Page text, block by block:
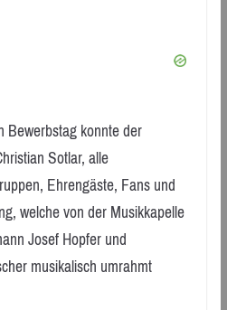
Bewerbstag konnte der
Sotlar, alle
Ehrengäste, Fans und
welche von der Musikkapelle
Josef Hopfer und
musikalisch umrahmt